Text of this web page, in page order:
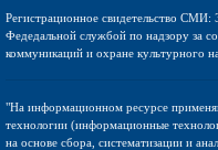
Регистрационное свидетельство
Федедальной службой по надзору за
коммуникаций и охране культурного
"На информационном ресурсе
технологии (информационные
на основе сбора, систематизации и